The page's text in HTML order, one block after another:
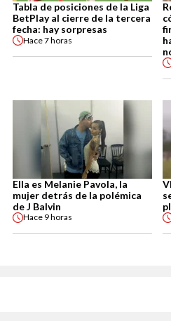
Tabla de posiciones de la Liga
BetPlay al cierre de la tercera
fecha: hay sorpresas
Hace7 horas
Ella es Melanie Pavola, la
mujer detrás de la polémica
de J Balvin
Hace 9 horas